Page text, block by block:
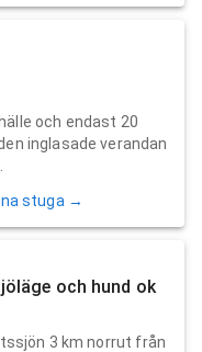
och endast 20
inglasade verandan
stuga →
och hund ok
3 km norrut från